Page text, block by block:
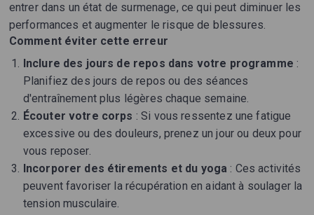
entrer dans un état de surmenage, ce qui peut diminuer les
performances et augmenter le risque de blessures.
Comment éviter cette erreur
Inclure des jours de repos dans votre programme :
Planifiez des jours de repos ou des séances
d'entraînement plus légères chaque semaine.
Écouter votre corps : Si vous ressentez une fatigue
excessive ou des douleurs, prenez un jour ou deux pour
vous reposer.
Incorporer des étirements et du yoga : Ces activités
peuvent favoriser la récupération en aidant à soulager la
tension musculaire.